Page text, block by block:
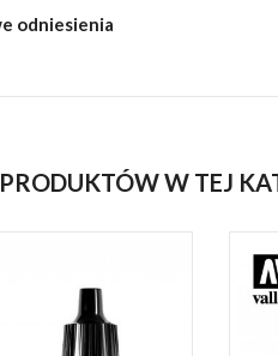
odniesienia
W TEJ